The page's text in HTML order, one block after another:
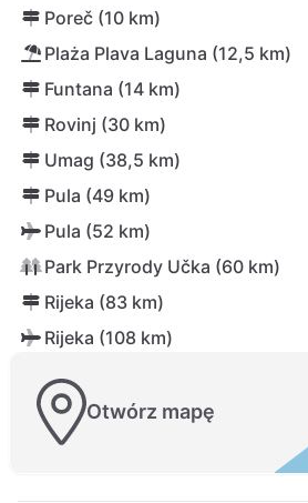
Poreč (10 km)
Plaża Plava Laguna (12,5 km)
Funtana (14 km)
Rovinj (30 km)
Umag (38,5 km)
Pula (49 km)
Pula (52 km)
Park Przyrody Učka (60 km)
Rijeka (83 km)
Rijeka (108 km)
Otwórz mapę